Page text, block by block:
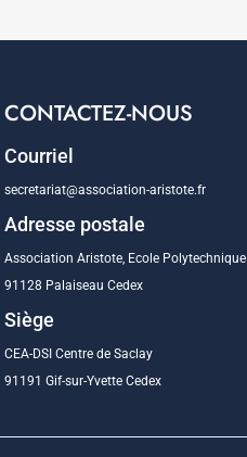
CONTACTEZ-NOUS
Courriel
secretariat@association-aristote.fr
Adresse postale
Association Aristote, Ecole Polytechnique
91128 Palaiseau Cedex
Siège
CEA-DSI Centre de Saclay
91191 Gif-sur-Yvette Cedex